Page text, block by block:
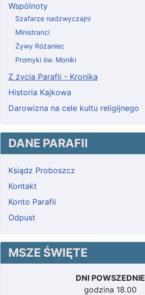
Wspólnoty
Szafarze nadzwyczajni
Ministranci
Żywy Różaniec
Promyki św. Moniki
Z życia Parafii - Kronika
Historia Kajkowa
Darowizna na cele kultu religijnego
DANE PARAFII
Ksiądz Proboszcz
Kontakt
Konto Parafii
Odpust
MSZE ŚWIĘTE
DNI POWSZEDNIE
godzina 18.00